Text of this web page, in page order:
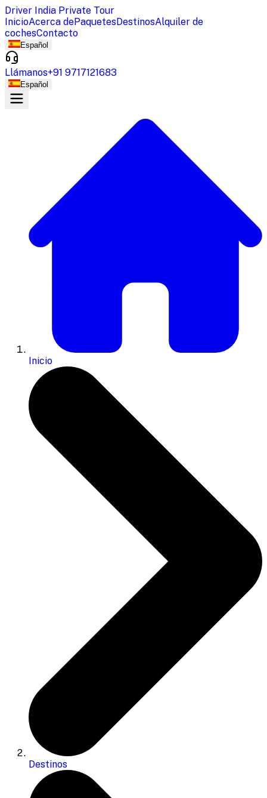
Driver India Private Tour
InicioAcerca dePaquetesDestinosAlquiler de
cochesContacto
Español
Llámanos+91 9717121683
Español
Inicio
Destinos